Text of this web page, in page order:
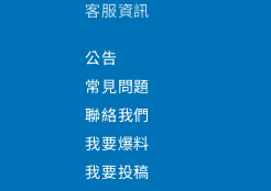
客服資訊
公告
常見問題
聯絡我們
我要爆料
我要投稿